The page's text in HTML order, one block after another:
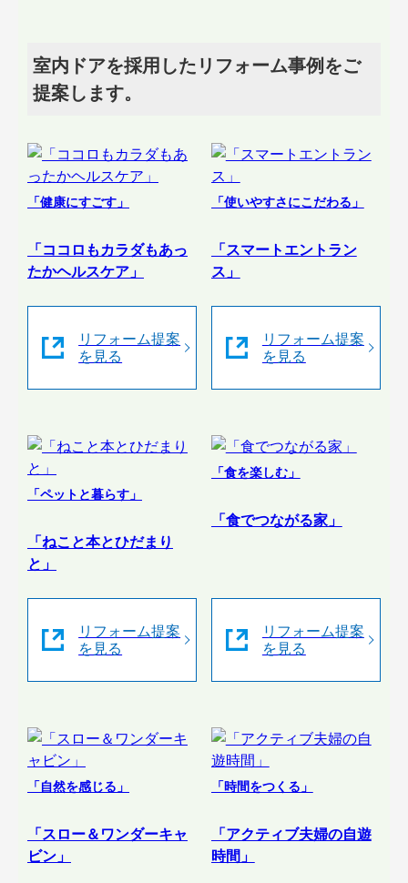
室内ドアを採用したリフォーム事例をご
提案します。
「健康にすごす」
「ココロもカラダもあっ
たかヘルスケア」
リフォーム提案
を見る
「使いやすさにこだわる」
「スマートエントラン
ス」
リフォーム提案
を見る
「ペットと暮らす」
「ねこと本とひだまり
と」
リフォーム提案
を見る
「食を楽しむ」
「食でつながる家」
リフォーム提案
を見る
「自然を感じる」
「スロー＆ワンダーキャ
ビン」
「時間をつくる」
「アクティブ夫婦の自遊
時間」